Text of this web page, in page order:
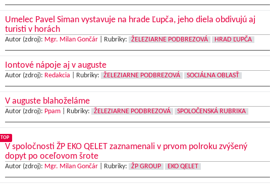
Umelec Pavel Siman vystavuje na hrade Ľupča, jeho diela obdivujú aj
turisti v horách
Autor (zdroj): Mgr. Milan Gončár| Rubriky: ŽELEZIARNE PODBREZOVÁ HRAD ĽUPČA
Iontové nápoje aj v auguste
Autor (zdroj): Redakcia Rubriky: ŽELEZIARNE PODBREZOVÁ SOCIÁLNA OBLASŤ
V auguste blahoželáme
Autor (zdroj): Ppam| Rubriky: ŽELEZIARNE PODBREZOVÁ SPOLOČENSKÁ RUBRIKA
TOP
V spoločnosti ŽP EKO QELET zaznamenali v prvom polroku zvýšený
dopyt po oceľovom šrote
Autor (zdroj): Mgr. Milan Gončár| Rubriky: ŽP GROUP EKO QELET